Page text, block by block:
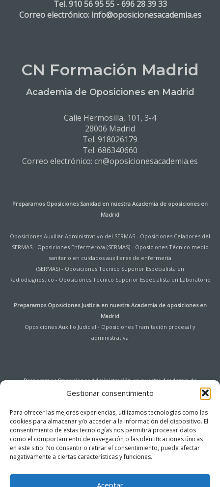
Gestionar consentimiento
Para ofrecer las mejores experiencias, utilizamos tecnologías como las
cookies para almacenar y/o acceder a la información del dispositivo. El
consentimiento de estas tecnologías nos permitirá procesar datos
como el comportamiento de navegación o las identificaciones únicas
en este sitio. No consentir o retirar el consentimiento, puede afectar
negativamente a ciertas características y funciones.
Aceptar
Tel. 910 56 95 55 - 696 28 39 33
Correo electrónico: info@oposicionesacademia.es
CN Formación Madrid
Academia de Oposiciones en Madrid
Calle Hermosilla, 101, 3-4
28006 Madrid
Tel. 918026179
Tel. 686340660
Correo electrónico: cn@oposicionesacademia.es
Preparamos Oposiciones Sanidad en nuestra Academia de oposiciones en
Madrid
Oposiciones Auxiliar Administrativo del SERMAS - Oposiciones Celadores del
SERMAS- Oposiciones Enfermero/a (SERMAS)- Oposiciones Técnico medio
sanitario en cuidados auxiliares de enfermería
(SERMAS)- Oposiciones Técnico Superior Especialista en
Radiodiagnóstico - Oposiciones Técnico Superior Especialista en Laboratorio
Preparamos Oposiciones Justicia en nuestra Academia de oposiciones en
Madrid
Oposiciones Auxilio Judicial - Oposiciones Tramitación procesal y
administrativa
Preparamos Oposiciones Administración en nuestraAcademia de
oposiciones en Madrid
Oposiciones Auxiliar de Archivo y Bibliotecas Universidad de Alcalá de
Henares -Oposiciones Agentes de Hacienda Pública-Oposiciones
Instituciones Penitenciarias-Oposiciones Tramitación procesal y
administrativa - Oposiciones Auxiliar de Servicios-Oposiciones Cuerpo
General de la Administración del Estado – Acceso Libre- Oposiciones Cuerpo
General Auxiliar de la Administración del Estado (Ingreso libre)